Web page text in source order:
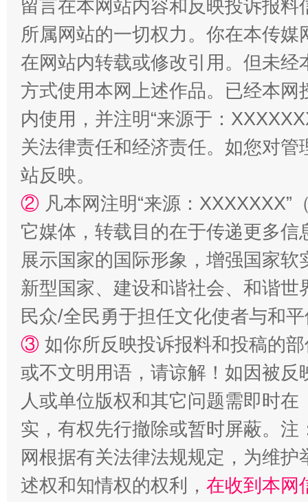
站台名比不上好声名
漫山遍野的桃花与雪山、麦地、白藏房 除
招工难、用工荒背后
留言在本网站内容和反映投诉报
所属网站的一切权力。你在本传
在网站内转载或修改引用。但未
方式使用本网上述作品。已经本
内使用，并注明“来源于：
关法律责任和经济责任。如您对
站反映。
② 凡本网注明“来源：
它媒体，转载目的在于传递更多
展示国家的国际形象，增强国家
新型国家、建设和谐社会、和谐
民众/全民勇于担任文化使者与和
③ 如你所反映投诉报料和投稿的
或不文明用语，请谅解！如因被
人或单位版权和其它问题需即时在
实，有权先行撤除或暂时屏蔽。
网根据有关法律法规规定，为维
述权和知情权的权利， 在收到本网